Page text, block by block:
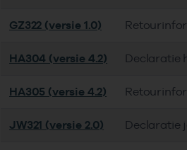
GZ322 (versie 1.0)
HA304 (versie 4.2) Declaratie
HA305 (versie 4.2)
JW321 (versie 2.0) Declaratie